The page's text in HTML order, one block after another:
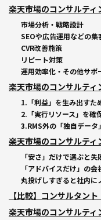
楽天市場のコンサルテ
市場分析・戦略設計
SEOや広告運用などの集
CVR改善施策
リピート対策
運用効率化・その他サポ
楽天市場のコンサルテ
1.「利益」を生み出すた
2.「実行リソース」を確
3.RMS外の「独自デー
楽天市場のコンサルテ
「安さ」だけで選ぶと失
「アドバイスだけ」の
丸投げしすぎると社内に
【比較】コンサルタン
楽天市場のコンサルティ